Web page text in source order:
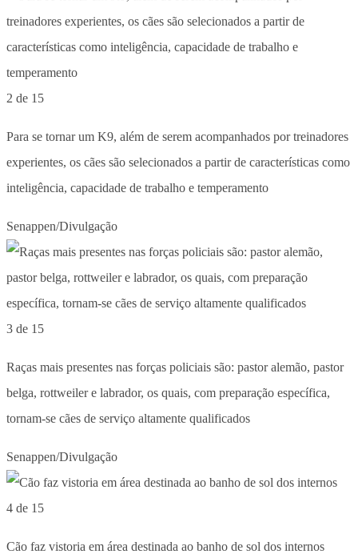
2 de 15
Para se tornar um K9, além de serem acompanhados por treinadores
experientes, os cães são selecionados a partir de características como
inteligência, capacidade de trabalho e temperamento
Senappen/Divulgação
3 de 15
Raças mais presentes nas forças policiais são: pastor alemão, pastor
belga, rottweiler e labrador, os quais, com preparação específica,
tornam-se cães de serviço altamente qualificados
Senappen/Divulgação
4 de 15
Cão faz vistoria em área destinada ao banho de sol dos internos